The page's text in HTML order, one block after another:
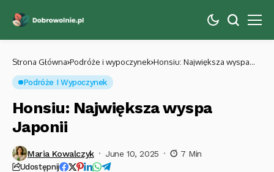
Strona Główna Podróże i wypoczynek Honsiu: Największa wyspa
Podróże I Wypoczynek
Honsiu: Największa wyspa
Japonii
Maria Kowalczyk June 10, 2025 7 Min
Udostępnij